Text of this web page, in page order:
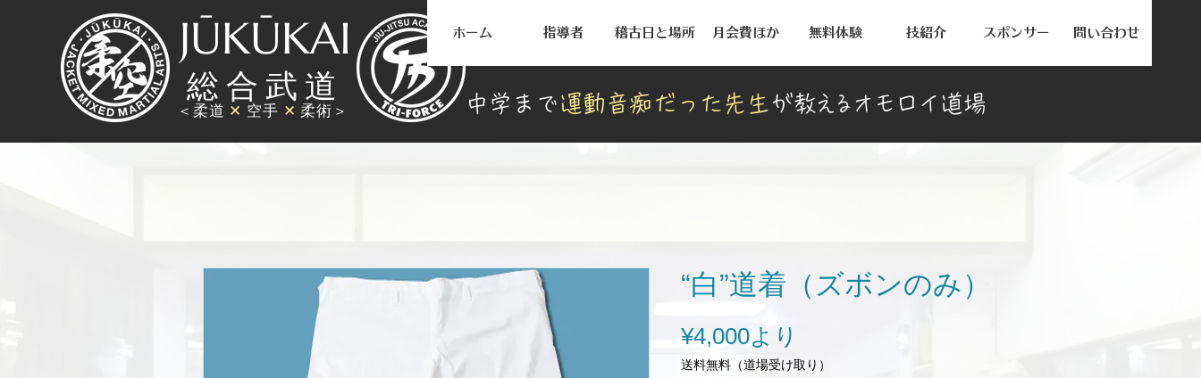
JŪKŪKAI
総 合 武 道
＜柔道 ✕ 空手 ✕柔術＞
ホーム 指導者 稽古日と場所 月会費ほか 無料体験 技紹介 スポンサー 問い合わせ
中学まで運動音痴だった先生 が教え る オ モロイ 道場
“白”道着（ズボンのみ）
¥4,000より
ー
送料無料（道場受け取り）